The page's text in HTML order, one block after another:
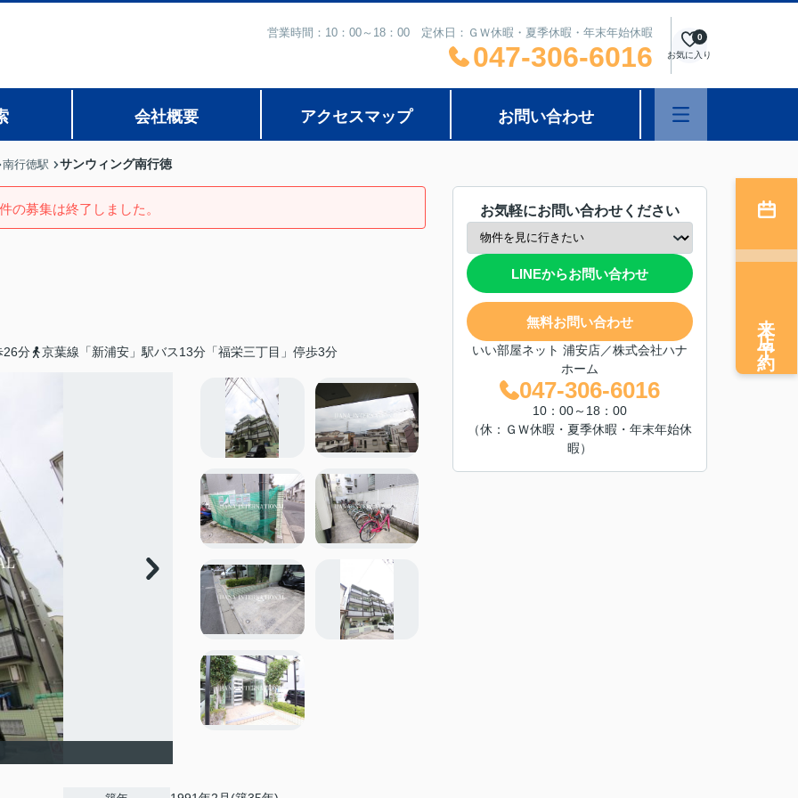
営業時間：10：00～18：00 定休日：ＧＷ休暇・夏季休暇・年末年始休暇
047-306-6016 お気に入り
0
会社概要 アクセスマップ お問い合わせ
南行徳駅 サンウィング南行徳
の募集は終了しました。
26分 京葉線「新浦安」駅バス13分「福栄三丁目」停歩3分
お気軽にお問い合わせください
LINEからお問い合わせ
無料お問い合わせ
いい部屋ネット 浦安店／株式会社ハナ
ホーム
047-306-6016
10：00～18：00
（休：ＧＷ休暇・夏季休暇・年末年始休
暇）
来店予約